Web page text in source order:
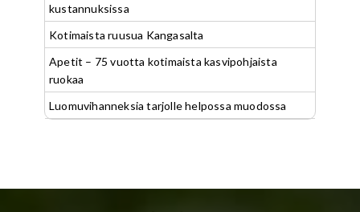
kustannuksissa
Kotimaista ruusua Kangasalta
Apetit – 75 vuotta kotimaista kasvipohjaista
ruokaa
Luomuvihanneksia tarjolle helpossa muodossa